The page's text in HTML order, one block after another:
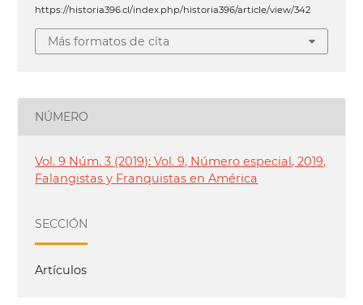
https://historia396.cl/index.php/historia396/article/view/342
Más formatos de cita
NÚMERO
Vol. 9 Núm. 3 (2019): Vol. 9, Número especial, 2019,
Falangistas y Franquistas en América
SECCIÓN
Artículos